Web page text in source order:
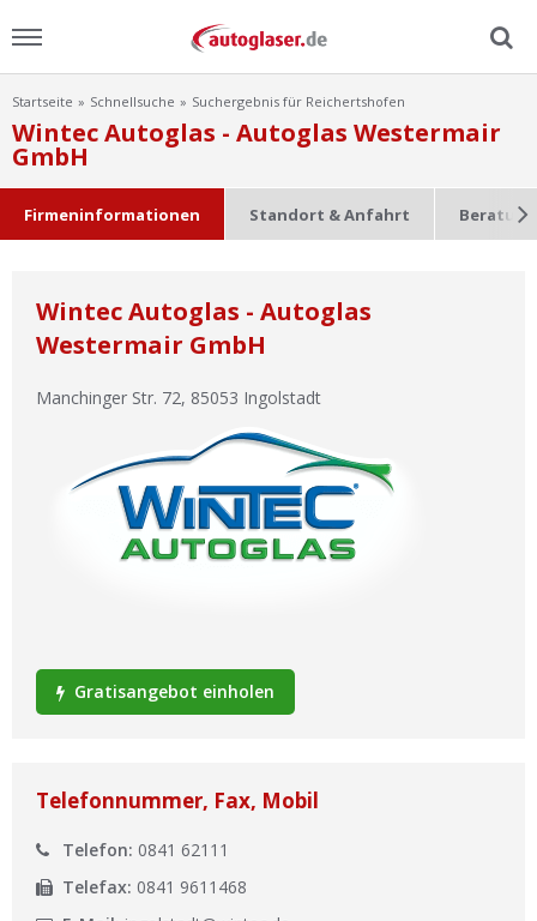
Menu
Home
Scheibensuche
Lexikon
Ist Ihre Werkstatt schon dabei?
Startseite Schnellsuche Suchergebnis für Reichertshofen
Wintec Autoglas - Autoglas Westermair
GmbH
Firmeninformationen Standort & Anfahrt
Wintec Autoglas - Autoglas
Westermair GmbH
Manchinger Str. 72, 85053 Ingolstadt
Gratisangebot einholen
Telefonnummer, Fax, Mobil
Telefon: 0841 62111
Telefax: 0841 9611468